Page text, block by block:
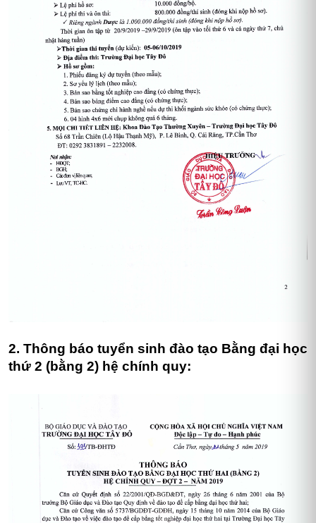
2. Thông báo tuyển sinh đào tạo Bằng đại học
thứ 2 (bằng 2) hệ chính quy: